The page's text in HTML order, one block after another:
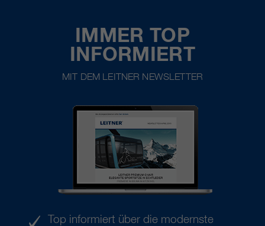
IMMER TOP
INFORMIERT
MIT DEM LEITNER NEWSLETTER
Top informiert über die modernste